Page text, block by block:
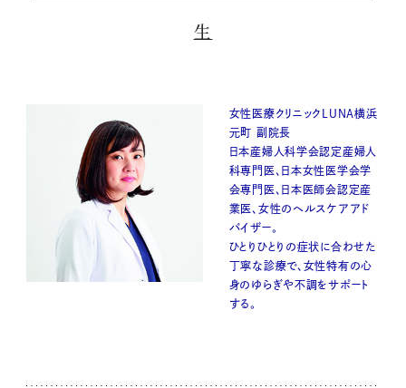
生
女性医療クリニックLUNA横浜
元町 副院長
日本産婦人科学会認定産婦人
科専門医、日本女性医学会学
会専門医、日本医師会認定産
業医、女性のヘルスケアアド
バイザー。
ひとりひとりの症状に合わせた
丁寧な診療で、女性特有の心
身のゆらぎや不調をサポート
する。